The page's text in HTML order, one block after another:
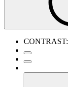
CONTRAST: